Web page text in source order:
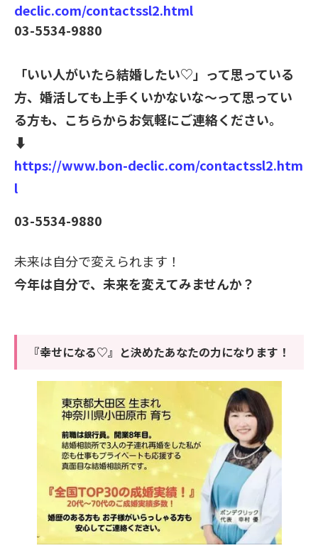
declic.com/contactssl2.html
03-5534-9880
「いい人がいたら結婚したい♡」って思っている
方、婚活しても上手くいかないな～って思ってい
る方も、こちらからお気軽にご連絡ください。
⬇️
https://www.bon-declic.com/contactssl2.htm
l
03-5534-9880
未来は自分で変えられます！
今年は自分で、未来を変えてみませんか？
『幸せになる♡』と決めたあなたの力になります！